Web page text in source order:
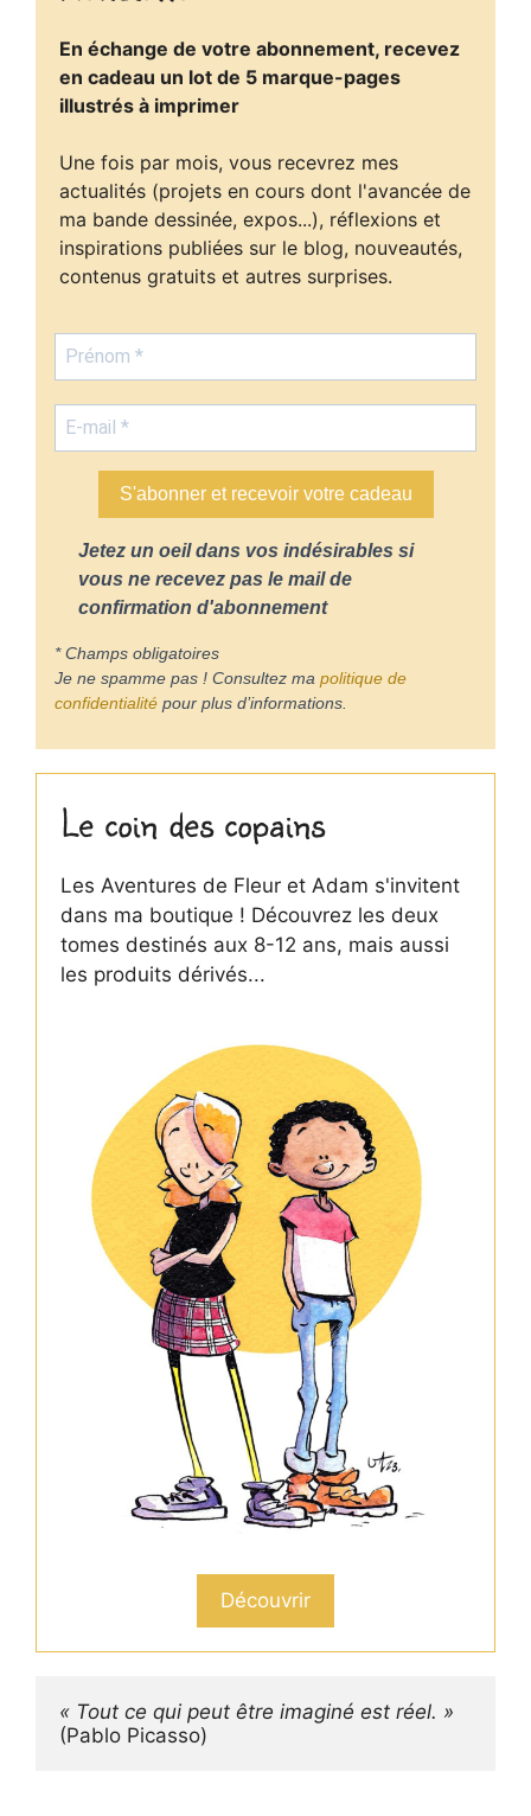
En échange de votre abonnement, recevez
en cadeau un lot de 5 marque-pages
illustrés à imprimer
Une fois par mois, vous recevrez mes
actualités (projets en cours dont l'avancée de
ma bande dessinée, expos...), réflexions et
inspirations publiées sur le blog, nouveautés,
contenus gratuits et autres surprises.
S'abonner et recevoir votre cadeau
Jetez un oeil dans vos indésirables si
vous ne recevez pas le mail de
confirmation d'abonnement
* Champs obligatoires
Je ne spamme pas ! Consultez ma politique de
confidentialité pour plus d’informations.
Le coin des copains
Les Aventures de Fleur et Adam s'invitent
dans ma boutique ! Découvrez les deux
tomes destinés aux 8-12 ans, mais aussi
les produits dérivés...
Découvrir
« Tout ce qui peut être imaginé est réel. »
(Pablo Picasso)